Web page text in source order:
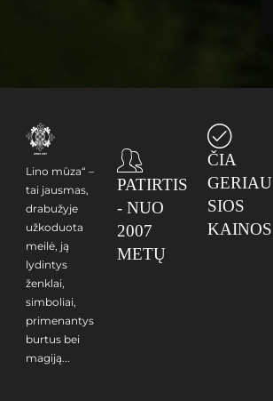
Lino mūza“ –
tai jausmas,
drabužyje
užkoduota
meilė, ją
lydintys
ženklai,
simboliai,
primenantys
burtus bei
magiją...
PATIRTIS
- NUO
2007
METŲ
ČIA
GERIAU
SIOS
KAINOS